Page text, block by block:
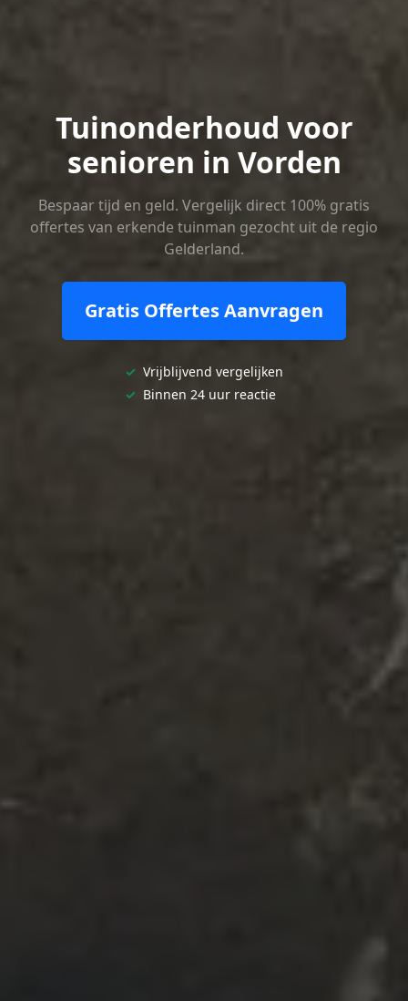
Tuinonderhoud voor
senioren in Vorden
Bespaar tijd en geld. Vergelijk direct 100% gratis
offertes van erkende tuinman gezocht uit de regio
Gelderland.
Gratis Offertes Aanvragen
✓ Vrijblijvend vergelijken
✓ Binnen 24 uur reactie